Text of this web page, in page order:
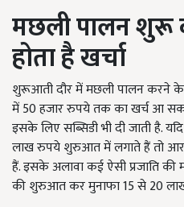
मछली पालन शुरू
होता है खर्चा
शुरूआती दौर में मछली पालन करने के
में50हजार रुपये तक का खर्च आ
इसके लिए सब्सिडी भी दी जाती है.
लाख रुपये शुरुआत में लगाते हैं तो
हैं. इसके अलावा कई ऐसी प्रजाति की
की शुरुआत कर मुनाफा15से20